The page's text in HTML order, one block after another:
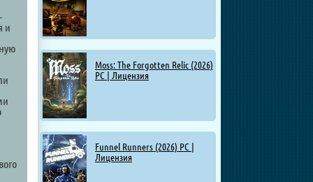
Moss: The Forgotten Relic (2026)
PC | Лицензия
Funnel Runners (2026) PC |
Лицензия
и